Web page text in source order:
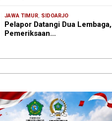
JAWA TIMUR, SIDOARJO
Pelapor Datangi Dua Lembaga,
Pemeriksaan…